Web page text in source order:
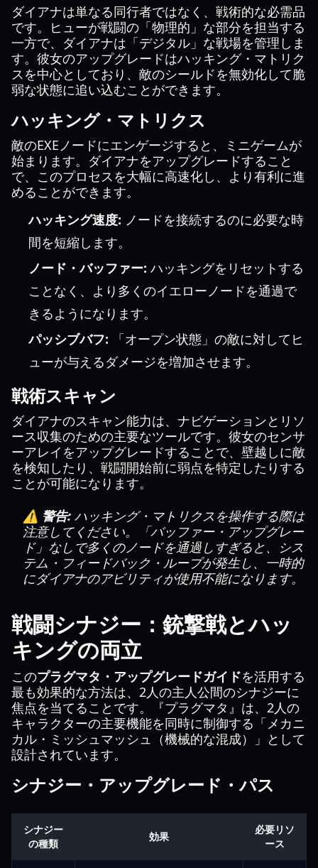
ダイアナは単なる同行者ではなく、戦術的な必需品
です。ヒューが戦闘の「物理的」な部分を担当する
一方で、ダイアナは「デジタル」な戦場を管理しま
す。彼女のアップグレードはハッキング・マトリク
スを中心としており、敵のシールドを無効化して脆
弱な状態に追い込むことができます。
ハッキング・マトリクス
敵のEXEノードにエンゲージすると、ミニゲームが
始まります。ダイアナをアップグレードすること
で、このプロセスを大幅に高速化し、より有利に進
めることができます。
ハッキング速度: ノードを接続するのに必要な時
間を短縮します。
ノード・バッファー: ハッキングをリセットする
ことなく、より多くのイエローノードを通過で
きるようになります。
パッシブバフ: 「オープン状態」の敵に対してヒ
ューが与えるダメージを増加させます。
戦術スキャン
ダイアナのスキャン能力は、ナビゲーションとリソ
ース収集のための主要なツールです。彼女のセンサ
ーアレイをアップグレードすることで、壁越しに敵
を検知したり、戦闘開始前に弱点を特定したりする
ことが可能になります。
⚠️ 警告: ハッキング・マトリクスを操作する際は
注意してください。「バッファー・アップグレー
ド」なしで多くのノードを通過しすぎると、シス
テム・フィードバック・ループが発生し、一時的
にダイアナのアビリティが使用不能になります。
戦闘シナジー：銃撃戦とハッ
キングの両立
このプラグマタ・アップグレードガイドを活用する
最も効果的な方法は、2人の主人公間のシナジーに
焦点を当てることです。『プラグマタ』は、2人の
キャラクターの主要機能を同時に制御する「メカニ
カル・ミッシュマッシュ（機械的な混成）」として
設計されています。
シナジー・アップグレード・パス
シナジー
の種類
効果
必要リソ
ース